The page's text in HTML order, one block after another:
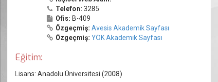
Telefon: 3285
Ofis: B-409
Özgeçmiş: Avesis Akademik Sayfası
Özgeçmiş: YÖK Akademik Sayfası
Eğitim:
Lisans: Anadolu Üniversitesi (2008)